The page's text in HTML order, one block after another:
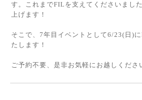
す。これまでFILを支えてくださいまし
上げます！
そこで、7年目イベントとして6/23(日)
たします！
ご予約不要、是非お気軽にお越しくださ